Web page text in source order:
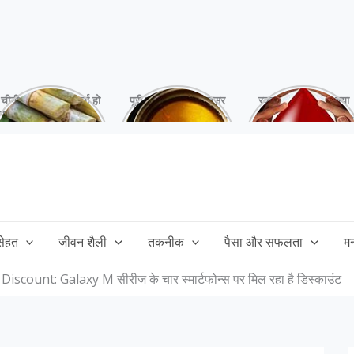
चीनी को कर दें ना, वर्ना हो
सकता है बहुत बड़ा नुक्सान
पूरी बनाने के बाद, अक्सर
तेल बच जाता है,ऐसे में
रक्तदान है ‘महादान’ क्या
आपने करवाया, स्वस्थ
जीवन शैली तकनीक पैसा और सफलता
Galaxy M सीरीज के चार स्मार्टफोन्स पर मिल रहा है डिस्काउंट